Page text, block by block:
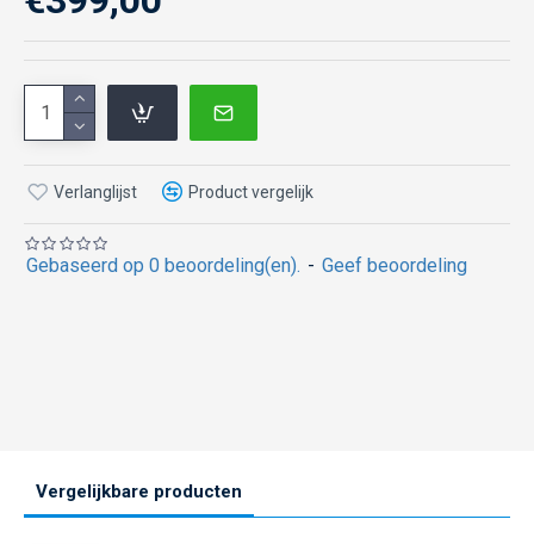
Gebaseerd op 0 beoordeling(en). - Geef beoordeling
Verlanglijst Product vergelijk
Vergelijkbare producten